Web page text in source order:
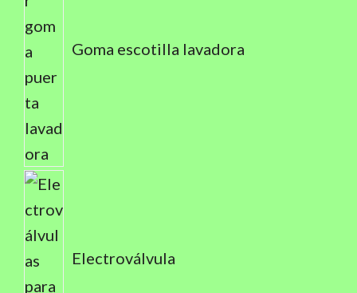
Goma escotilla lavadora
Electroválvula